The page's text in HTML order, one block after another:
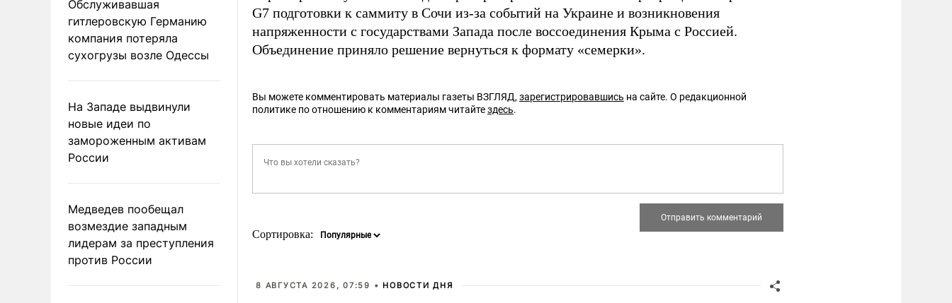
Обслуживавшая
гитлеровскую Германию
компания потеряла
сухогрузы возле Одессы
На Западе выдвинули
новые идеи по
замороженным активам
России
Медведев пообещал
возмездие западным
лидерам за преступления
против России
G7 подготовки к саммиту в Сочи из-за событий на Украине и возникновения
напряженности с государствами Запада после воссоединения Крыма с Россией.
Объединение приняло решение вернуться к формату «семерки».
Вы можете комментировать материалы газеты ВЗГЛЯД, зарегистрировавшись на сайте. О редакционной
политике по отношению к комментариям читайтездесь.
Сортировка:
8 АВГУСТА 2026, 07:59 • НОВОСТИ ДНЯ